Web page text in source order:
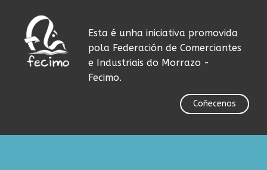
Esta é unha iniciativa promovida
pola Federación de Comerciantes
e Industriais do Morrazo -
Fecimo.
Coñecenos